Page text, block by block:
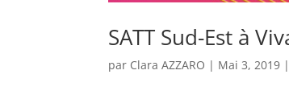
SATT Sud-Est à
par Clara AZZARO | Mai 3, 2019